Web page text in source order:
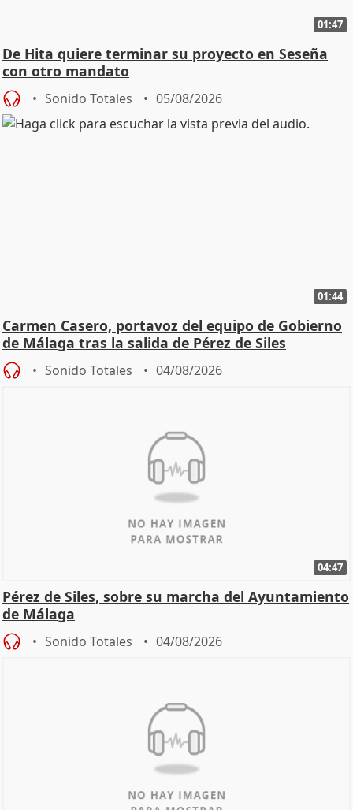
01:47
De Hita quiere terminar su proyecto en Seseña
con otro mandato
Sonido Totales 05/08/2026
01:44
Carmen Casero, portavoz del equipo de Gobierno
de Málaga tras la salida de Pérez de Siles
Sonido Totales 04/08/2026
04:47
Pérez de Siles, sobre su marcha del Ayuntamiento
de Málaga
Sonido Totales 04/08/2026